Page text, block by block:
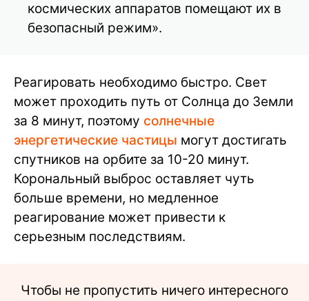
космических аппаратов помещают их в
безопасный режим».
Реагировать необходимо быстро. Свет
может проходить путь от Солнца до Земли
за 8 минут, поэтому солнечные
энергетические частицы могут достигать
спутников на орбите за 10-20 минут.
Корональный выброс оставляет чуть
больше времени, но медленное
реагирование может привести к
серьезным последствиям.
Чтобы не пропустить ничего интересного